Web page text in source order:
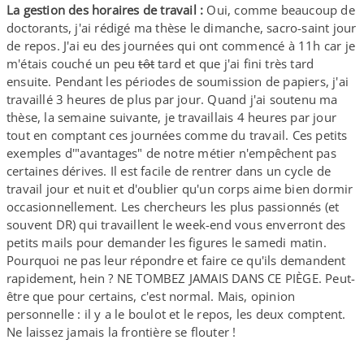
La gestion des horaires de travail : Oui, comme beaucoup de
doctorants, j'ai rédigé ma thèse le dimanche, sacro-​saint jour
de repos. J'ai eu des journées qui ont commencé à 11h car je
m'étais couché un peutôt tard et que j'ai fini très tard
ensuite. Pendant les périodes de soumission de papiers, j'ai
travaillé 3 heures de plus par jour. Quand j'ai soutenu ma
thèse, la semaine suivante, je travaillais 4 heures par jour
tout en comptant ces journées comme du travail. Ces petits
exemples d'"avantages" de notre métier n'empêchent pas
certaines dérives. Il est facile de rentrer dans un cycle de
travail jour et nuit et d'oublier qu'un corps aime bien dormir
occasionnellement. Les chercheurs les plus passionnés (et
souvent DR) qui travaillent le week-​end vous enverront des
petits mails pour demander les figures le samedi matin.
Pourquoi ne pas leur répondre et faire ce qu'ils demandent
rapidement, hein ? NE TOMBEZ JAMAIS DANS CE PIÈGE. Peut-​
être que pour certains, c'est normal. Mais, opinion
personnelle : il y a le boulot et le repos, les deux comptent.
Ne laissez jamais la frontière se flouter !